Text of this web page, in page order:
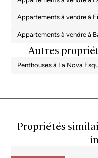
Appartements à vendre à
Appartements à vendre à
Autres
Penthouses à La Nova
Propriétés